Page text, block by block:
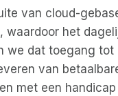
van cloud-
het
we dat toegang
van
met een